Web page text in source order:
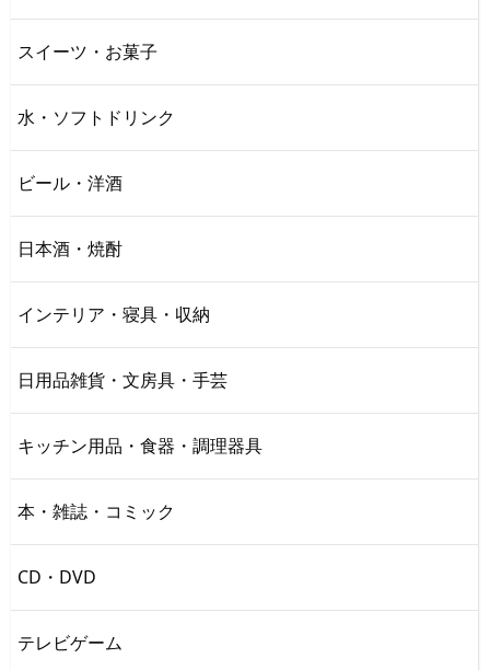
スイーツ・お菓子
水・ソフトドリンク
ビール・洋酒
日本酒・焼酎
インテリア・寝具・収納
日用品雑貨・文房具・手芸
キッチン用品・食器・調理器具
本・雑誌・コミック
CD・DVD
テレビゲーム